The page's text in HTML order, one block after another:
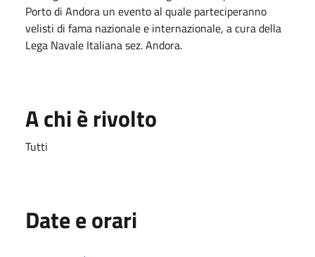
Porto di Andora un evento al quale parteciperanno
velisti di fama nazionale e internazionale, a cura della
Lega Navale Italiana sez. Andora.
A chi è rivolto
Tutti
Date e orari